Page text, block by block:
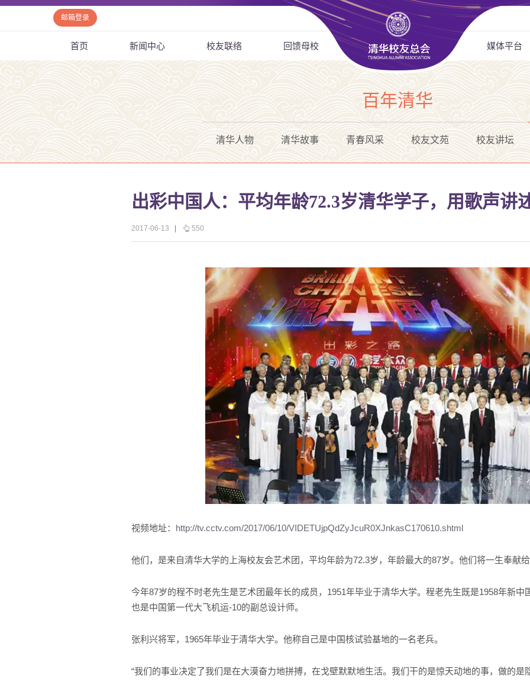
邮箱登录
首页 新闻中心 校友联络 回馈母校 媒体平台
百年清华
清华人物 清华故事 青春风采 校友文苑 校友讲坛
出彩中国人：平均年龄72.3岁清华学子，用歌声讲
2017-06-13 550
视频地址： http://tv.cctv.com/2017/06/10/VIDETUjpQdZyJcuR0XJnkasC170610.shtml
他们，是来自清华大学的上海校友会艺术团，平均年龄为72.3岁，年龄最大的87岁。他们将一生奉献
今年87岁的程不时老先生是艺术团最年长的成员，1951年毕业于清华大学。程老先生既是1958年新中
也是中国第一代大飞机运-10的副总设计师。
张利兴将军，1965年毕业于清华大学。他称自己是中国核试验基地的一名老兵。
“我们的事业决定了我们是在大漠奋力地拼搏，在戈壁默默地生活。我们干的是惊天动地的事，做的是